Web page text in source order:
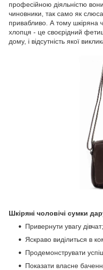
професійною діяльністю
чиновники, так само як
привабливо. А тому шкіряна
хлопця - це своєрідний
дому, і відсутність якої
Шкіряні чоловічі сумки
Привернути увагу дівчат;
Яскраво виділиться в
Продемонструвати
Показати власне